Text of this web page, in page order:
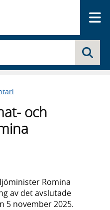
och
Romina
av det avslutade
5 november 2025.